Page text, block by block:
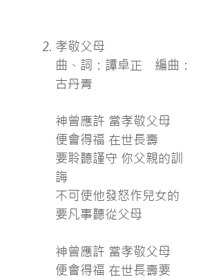
孝敬父母
曲、詞：譚卓正 編曲：
古丹青
神曾應許 當孝敬父母
便會得福 在世長壽
要聆聽謹守 你父親的訓
誨
不可使他發怒作兒女的
要凡事聽從父母
神曾應許 當孝敬父母
便會得福 在世長壽要